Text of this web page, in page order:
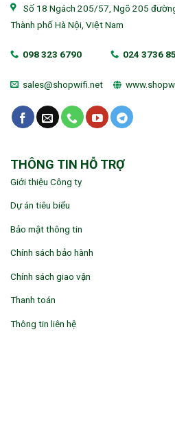
Số 18 Ngách 205/57, Ngõ 205
Thành phố Hà Nội, Việt Nam
098 323 6790 024 3736
sales@shopwifi.net
THÔNG TIN HỖ TRỢ
Giới thiệu Công ty
Dự án tiêu biểu
Bảo mật thông tin
Chính sách bảo hành
Chính sách giao vận
Thanh toán
Thông tin liên hệ